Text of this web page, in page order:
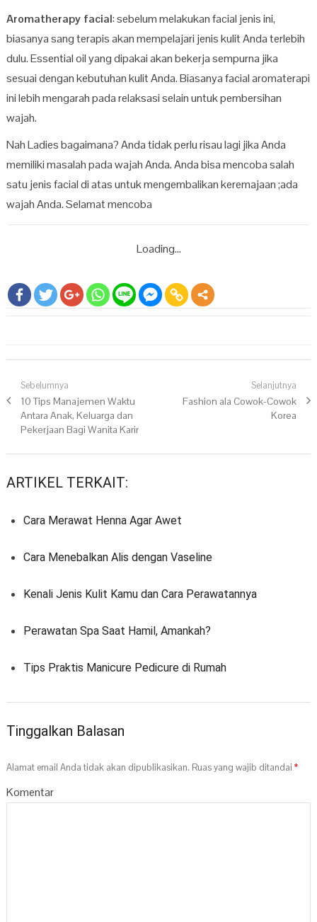
Aromatherapy facial: sebelum melakukan facial jenis ini,
biasanya sang terapis akan mempelajari jenis kulit Anda terlebih
dulu. Essential oil yang dipakai akan bekerja sempurna jika
sesuai dengan kebutuhan kulit Anda. Biasanya facial aromaterapi
ini lebih mengarah pada relaksasi selain untuk pembersihan
wajah.
Nah Ladies bagaimana? Anda tidak perlu risau lagi jika Anda
memiliki masalah pada wajah Anda. Anda bisa mencoba salah
satu jenis facial di atas untuk mengembalikan keremajaan ;ada
wajah Anda. Selamat mencoba
Loading...
Navigasi pos
Sebelumnya
Previous post:
10 Tips Manajemen Waktu
Antara Anak, Keluarga dan
Pekerjaan Bagi Wanita Karir
Selanjutnya
Next post:
Fashion ala Cowok-Cowok
Korea
ARTIKEL TERKAIT:
Cara Merawat Henna Agar Awet
Cara Menebalkan Alis dengan Vaseline
Kenali Jenis Kulit Kamu dan Cara Perawatannya
Perawatan Spa Saat Hamil, Amankah?
Tips Praktis Manicure Pedicure di Rumah
Tinggalkan Balasan
Alamat email Anda tidak akan dipublikasikan. Ruas yang wajib ditandai*
Komentar